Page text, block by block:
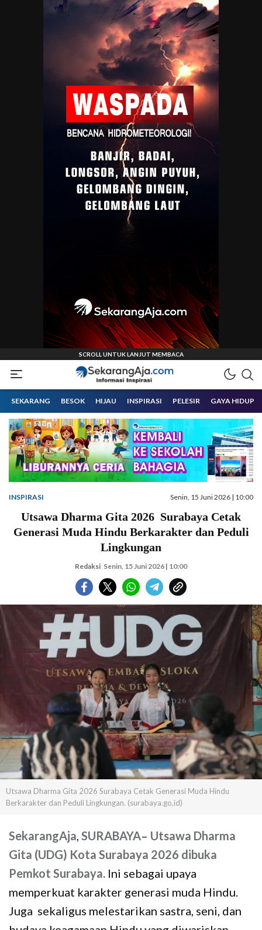
Sekarangaja
Informasi Inspirasi Malang Raya
SEKARANG BESOK HIJAU INSPIRASI PELESIR GAYA HIDUP
INSPIRASI Senin, 15 Juni 2026 | 10:00
Utsawa Dharma Gita 2026 Surabaya Cetak
Generasi Muda Hindu Berkarakter dan Peduli
Lingkungan
Redaksi Senin, 15 Juni 2026 | 10:00
Utsawa Dharma Gita 2026 Surabaya Cetak Generasi Muda Hindu
Berkarakter dan Peduli Lingkungan. (surabaya.go.id)
SekarangAja, SURABAYA– Utsawa Dharma
Gita (UDG) Kota Surabaya 2026 dibuka
Pemkot Surabaya. Ini sebagai upaya
memperkuat karakter generasi muda Hindu.
Juga sekaligus melestarikan sastra, seni, dan